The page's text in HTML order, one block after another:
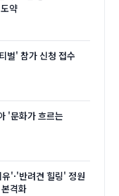
약
벌' 참가 신청 접수
'문화가 흐르는
'·'반려견 힐링' 정원
격화